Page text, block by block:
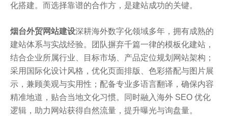
化搭建。而选择靠谱的合作方，是建站成功的关键。
烟台外贸网站建设深耕海外数字化领域多年，拥有成熟的
建站体系与实战经验。团队摒弃千篇一律的模板化建站，
结合企业所属行业、目标市场、产品定位规划网站架构；
采用国际化设计风格，优化页面排版、色彩搭配与图片展
示，兼顾美观与实用性；配备专业多语言翻译，确保内容
精准地道，贴合当地文化习惯。同时融入海外 SEO 优化
逻辑，助力网站获得自然流量，提升曝光与询盘量。